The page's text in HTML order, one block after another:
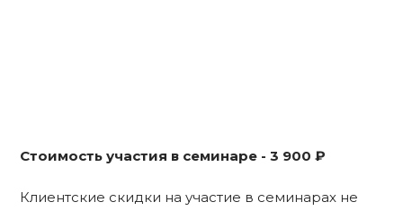
Стоимость участия в семинаре - 3 900 ₽
Клиентские скидки на участие в семинарах не